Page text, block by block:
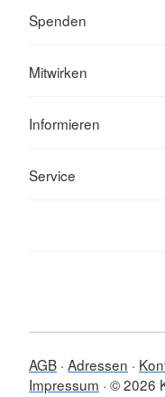
Spenden
Mitwirken
Informieren
Service
AGB Adressen
Impressum © 2026